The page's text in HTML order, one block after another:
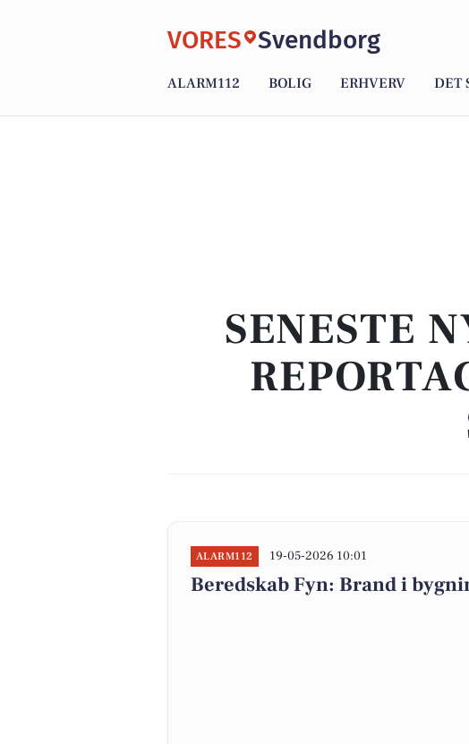
VORES Svendborg
ALARM112 BOLIG ERHVERV DET
SENESTE
ALARM112 19-05-2026 10:01
Beredskab Fyn: Brand i